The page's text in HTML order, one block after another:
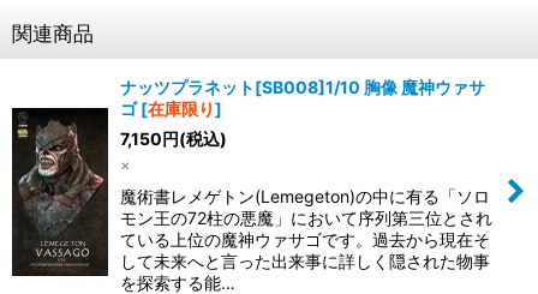
関連商品
ナッツプラネット[SB008]1/10 胸像 魔神ウァサ
ゴ [在庫限り]
7,150円(税込)
×
魔術書レメゲトン(Lemegeton)の中に有る「ソロ
モン王の72柱の悪魔」において序列第三位とされ
ている上位の魔神ウァサゴです。過去から現在そ
して未来へと言った出来事に詳しく隠された物事
を探索する能…